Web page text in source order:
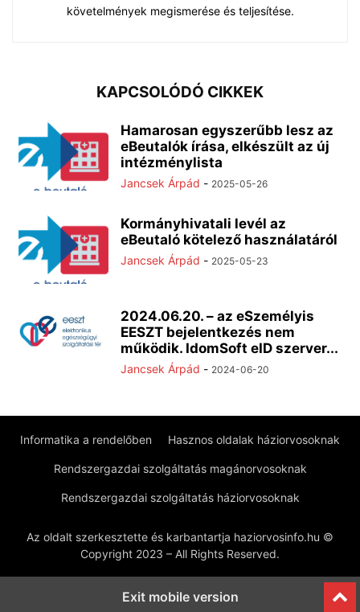
követelmények megismerése és teljesítése.
KAPCSOLÓDÓ CIKKEK
Hamarosan egyszerűbb lesz az
eBeutalók írása, elkészült az új
intézménylista
Jancsek Árpád - 2025-05-26
Kormányhivatali levél az
eBeutaló kötelező használatáról
Jancsek Árpád - 2025-05-23
2024.06.20. – az eSzemélyis
EESZT bejelentkezés nem
működik. IdomSoft eID szerver...
Jancsek Árpád - 2024-06-20
Informatika a rendelőben Hasznos oldalak háziorvosoknak
Rendszergazdai szolgáltatás magánorvosoknak
Rendszergazdai szolgáltatás háziorvosoknak
Az oldalt szerkesztette és karbantartja haziorvosinfo.hu ©
Copyright 2023 – All Rights Reserved.
Exit mobile version